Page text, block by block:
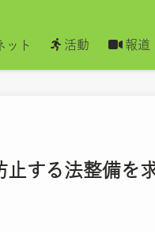
ット 活動 報道
する法整備を